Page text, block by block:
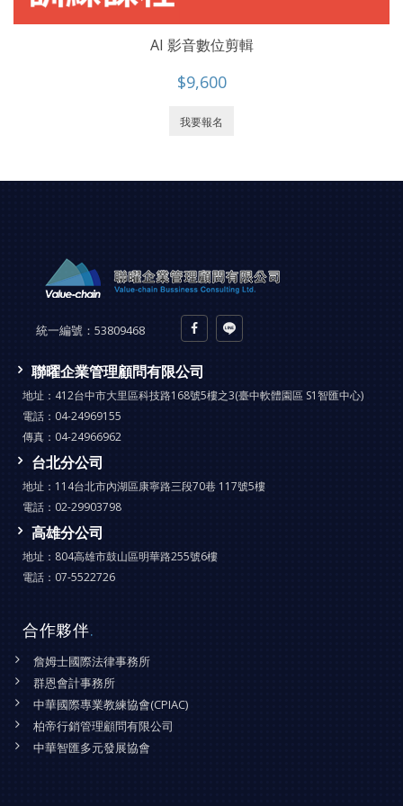
AI 影音數位剪輯
$9,600
我要報名
統一編號： 53809468
聯曜企業管理顧問有限公司
地址： 412台中市大里區科技路168號5樓之3(臺中軟體園區 S1智匯中心)
電話： 04-24969155
傳真： 04-24966962
台北分公司
地址： 114台北市內湖區康寧路三段70巷 117號5樓
電話： 02-29903798
高雄分公司
地址： 804高雄市鼓山區明華路255號6樓
電話： 07-5522726
合作夥伴.
詹姆士國際法律事務所
群恩會計事務所
中華國際專業教練協會(CPIAC)
柏帝行銷管理顧問有限公司
中華智匯多元發展協會